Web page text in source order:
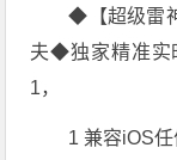
◆【超级雷
夫◆独家精准实
1，
1 兼容iOS任